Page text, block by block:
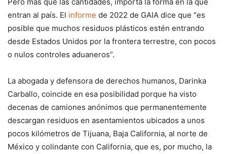
entran al país. El informe de 2022 de GAIA dice que “es
posible que muchos residuos plásticos estén entrando
desde Estados Unidos por la frontera terrestre, con pocos
o nulos controles aduaneros”.
La abogada y defensora de derechos humanos, Darinka
Carballo, coincide en esa posibilidad porque ha visto
decenas de camiones anónimos que permanentemente
descargan residuos en asentamientos ubicados a unos
pocos kilómetros de Tijuana, Baja California, al norte de
México y colindante con California, que es, por mucho, la